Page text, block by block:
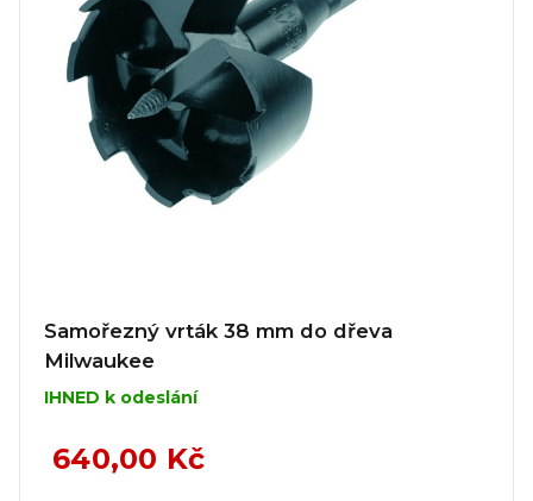
Samořezný vrták 38 mm do dřeva
Milwaukee
IHNED k odeslání
640,00 Kč